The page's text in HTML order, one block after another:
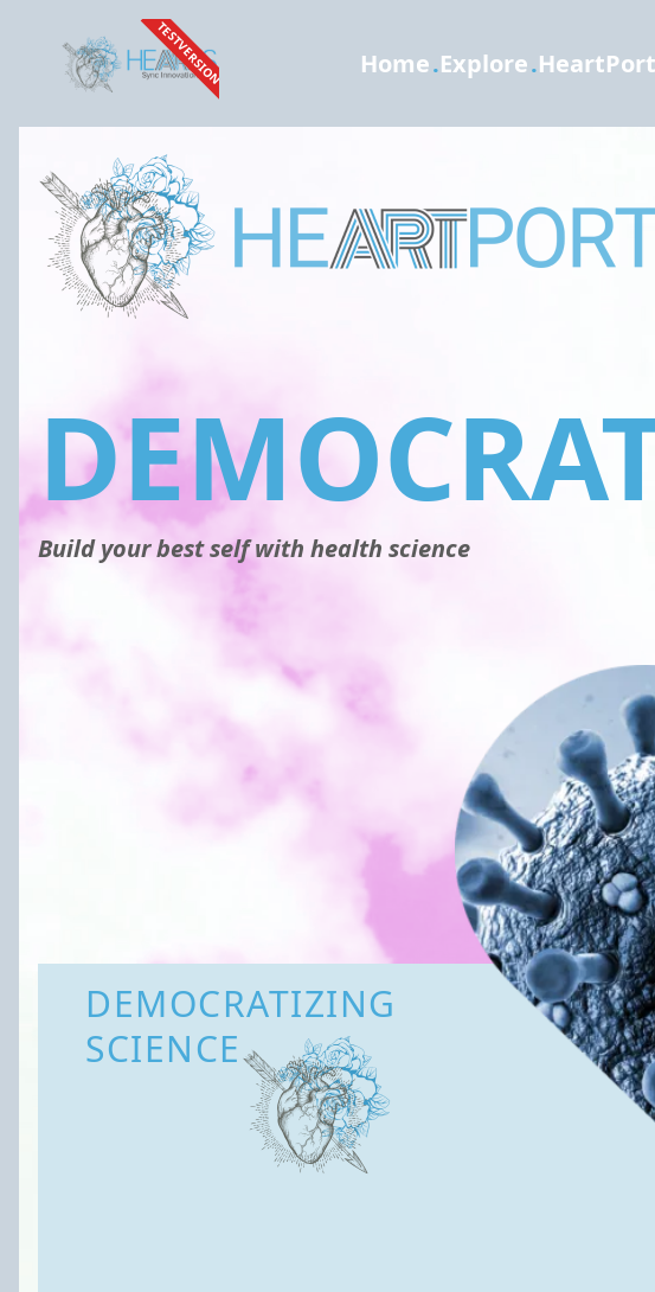
TESTVERSION Home.Explore.
Build your best self with health science
DEMOCRATIZING
SCIENCE